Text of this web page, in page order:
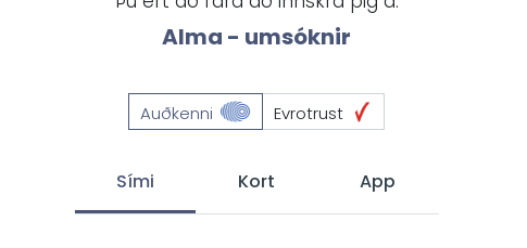
Alma - umsóknir
Auðkenni Evrotrust
Sími Kort App